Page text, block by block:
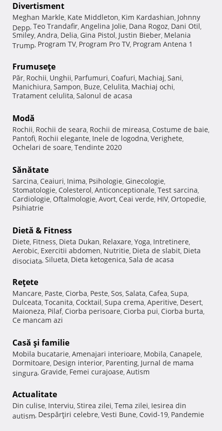
Divertisment
Meghan Markle, Kate Middleton, Kim Kardashian, Johnny
Depp, Teo Trandafir, Angelina Jolie, Dana Rogoz, Dani Otil,
Smiley, Andra, Delia, Gina Pistol, Justin Bieber, Melania
Trump, Program TV, Program Pro TV, Program Antena 1
Frumuseţe
Păr, Rochii, Unghii, Parfumuri, Coafuri, Machiaj, Sani,
Manichiura, Sampon, Buze, Celulita, Machiaj ochi,
Tratament celulita, Salonul de acasa
Modă
Rochii, Rochii de seara, Rochii de mireasa, Costume de baie,
Pantofi, Rochii elegante, Inele de logodna, Verighete,
Ochelari de soare, Tendinte 2020
Sănătate
Sarcina, Ceaiuri, Inima, Psihologie, Ginecologie,
Stomatologie, Colesterol, Anticonceptionale, Test sarcina,
Cardiologie, Oftalmologie, Avort, Ceai verde, HIV, Ortopedie,
Psihiatrie
Dietă & Fitness
Diete, Fitness, Dieta Dukan, Relaxare, Yoga, Intretinere,
Aerobic, Exercitii abdomen, Nutritie, Dieta de slabit, Dieta
disociata, Silueta, Dieta ketogenica, Sala de acasa
Reţete
Mancare, Paste, Ciorba, Peste, Sos, Salata, Cafea, Supa,
Dulceata, Tocanita, Cocktail, Supa crema, Aperitive, Desert,
Maioneza, Pilaf, Ciorba perisoare, Ciorba pui, Ciorba burta,
Ce mancam azi
Casă şi familie
Mobila bucatarie, Amenajari interioare, Mobila, Canapele,
Dormitoare, Design interior, Parenting, Jurnal de mama
singura, Gravide, Femei curajoase, Autism
Actualitate
Din culise, Interviu, Stirea zilei, Tema zilei, Iesirea din
autism, Despărţiri celebre, Vesti Bune, Covid-19, Pandemie